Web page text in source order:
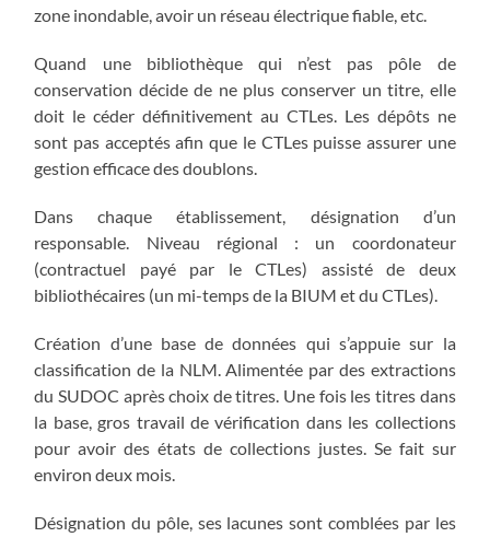
zone inondable, avoir un réseau électrique fiable, etc.
Quand une bibliothèque qui n’est pas pôle de
conservation décide de ne plus conserver un titre, elle
doit le céder définitivement au CTLes. Les dépôts ne
sont pas acceptés afin que le CTLes puisse assurer une
gestion efficace des doublons.
Dans chaque établissement, désignation d’un
responsable. Niveau régional : un coordonateur
(contractuel payé par le CTLes) assisté de deux
bibliothécaires (un mi-temps de la BIUM et du CTLes).
Création d’une base de données qui s’appuie sur la
classification de la NLM. Alimentée par des extractions
du SUDOC après choix de titres. Une fois les titres dans
la base, gros travail de vérification dans les collections
pour avoir des états de collections justes. Se fait sur
environ deux mois.
Désignation du pôle, ses lacunes sont comblées par les